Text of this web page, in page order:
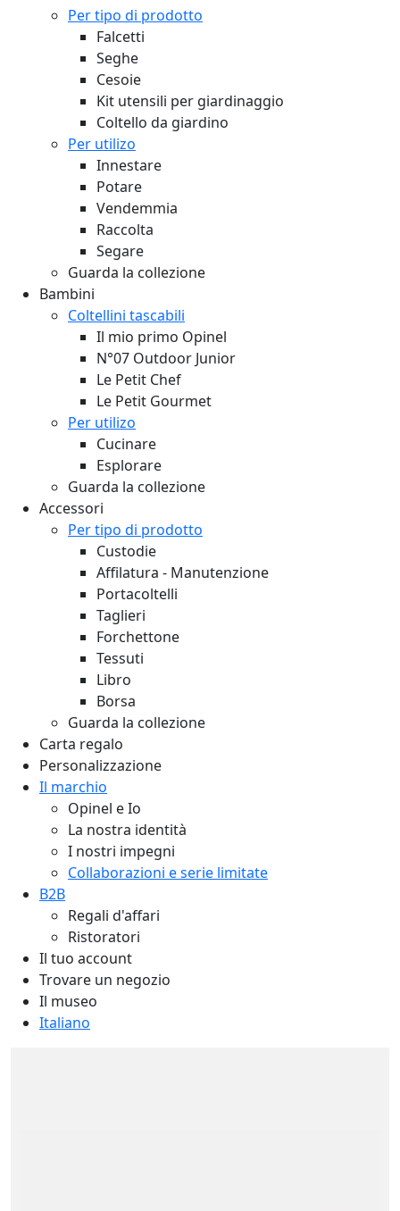
Per tipo di prodotto
Falcetti
Seghe
Cesoie
Kit utensili per giardinaggio
Coltello da giardino
Per utilizo
Innestare
Potare
Vendemmia
Raccolta
Segare
Guarda la collezione
Bambini
Coltellini tascabili
Il mio primo Opinel
N°07 Outdoor Junior
Le Petit Chef
Le Petit Gourmet
Per utilizo
Cucinare
Esplorare
Guarda la collezione
Accessori
Per tipo di prodotto
Custodie
Affilatura - Manutenzione
Portacoltelli
Taglieri
Forchettone
Tessuti
Libro
Borsa
Guarda la collezione
Carta regalo
Personalizzazione
Il marchio
Opinel e Io
La nostra identità
I nostri impegni
Collaborazioni e serie limitate
B2B
Regali d'affari
Ristoratori
Il tuo account
Trovare un negozio
Il museo
Italiano